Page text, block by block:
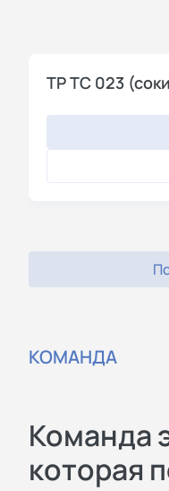
ТР ТС 023
КОМАНДА
Команда
которая